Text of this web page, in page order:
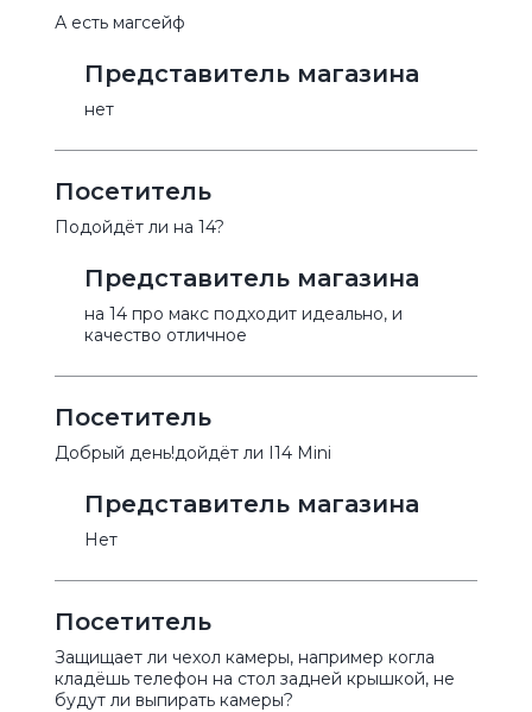
А есть магсейф
Представитель магазина
нет
Посетитель
Подойдёт ли на 14?
Представитель магазина
на 14 про макс подходит идеально, и
качество отличное
Посетитель
Добрый день!дойдёт ли I14 Mini
Представитель магазина
Нет
Посетитель
Защищает ли чехол камеры, например когла
кладёшь телефон на стол задней крышкой, не
будут ли выпирать камеры?